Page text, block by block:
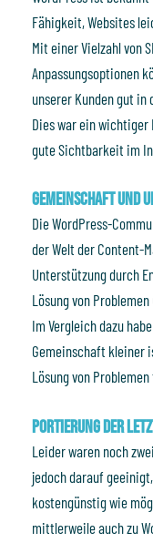
Fähigkeit, Websites
Mit einer Vielzahl von
Anpassungsoptionen
unserer Kunden gut in
Dies war ein wichtiger
gute Sichtbarkeit im
Gemeinschaft und
Die WordPress-
der Welt der Content-
Unterstützung durch
Lösung von
Im Vergleich dazu
Gemeinschaft kleiner
Lösung von
Portierung der
Leider waren noch
jedoch darauf
kostengünstig wie
mittlerweile auch zu